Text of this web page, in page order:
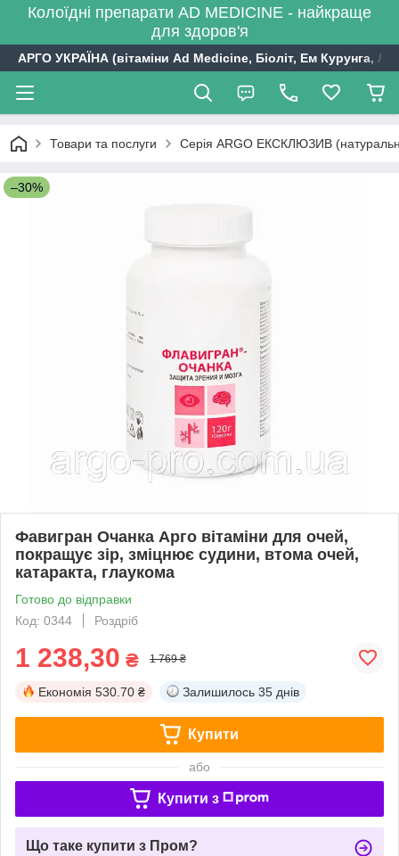
Колоїдні препарати AD MEDICINE - найкраще
для здоров'я
АРГО УКРАЇНА (вітаміни Ad Medicine, Біоліт, Ем Курунга,
Товари та послуги Серія ARGO ЕКСКЛЮЗИВ
–30%
Фавигран Очанка Арго вітаміни для очей,
покращує зір, зміцнює судини, втома очей,
катаракта, глаукома
Готово до відправки
Код: 0344
Роздріб
1 238,30 ₴ 1 769 ₴
Економія 530.70 ₴ Залишилось 35 днів
Купити
або
Купити з
Що таке купити з Пром?